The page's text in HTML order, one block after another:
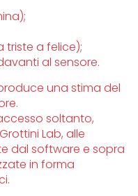
triste a felice);
al sensore.
una stima del
soltanto,
Lab, alle
dal software e sopra
in forma